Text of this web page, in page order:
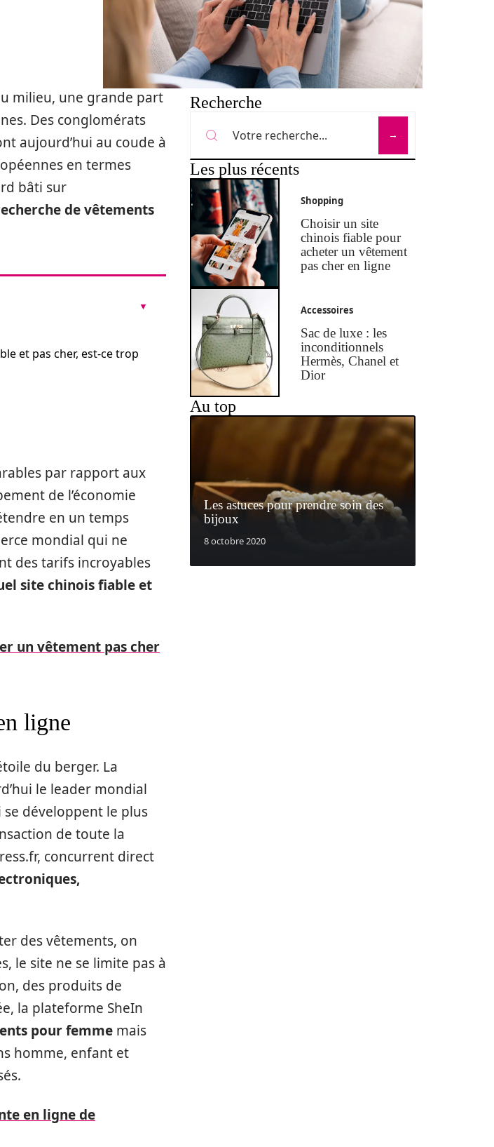
milieu, une grande part
Des conglomérats
aujourd’hui au coude à
en termes
bâti sur
de vêtements
et pas cher, est-ce trop
par rapport aux
de l’économie
en un temps
mondial qui ne
des tarifs incroyables
site chinois fiable et
un vêtement pas cher
ligne
du berger. La
le leader mondial
se développent le plus
de toute la
concurrent direct
des vêtements, on
le site ne se limite pas à
des produits de
la plateforme SheIn
pour femme mais
homme, enfant et
en ligne de
Recherche
Les plus récents
Shopping
Choisir un site
chinois fiable pour
acheter un vêtement
pas cher en ligne
Accessoires
Sac de luxe : les
inconditionnels
Hermès, Chanel et
Dior
Au top
Les astuces pour prendre soin des
bijoux
8 octobre 2020